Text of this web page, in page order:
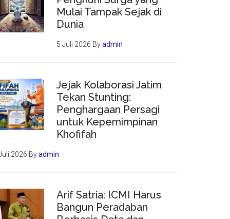
Mulai Tampak Sejak di
Dunia
5 Juli 2026 Byadmin
Jejak Kolaborasi Jatim
Tekan Stunting:
Penghargaan Persagi
untuk Kepemimpinan
Khofifah
2026 Byadmin
Arif Satria: ICMI Harus
Bangun Peradaban